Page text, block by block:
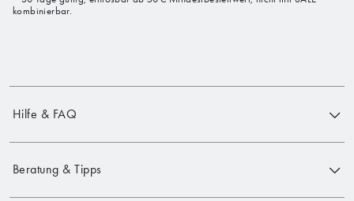
kombinierbar.
Hilfe & FAQ
Beratung & Tipps